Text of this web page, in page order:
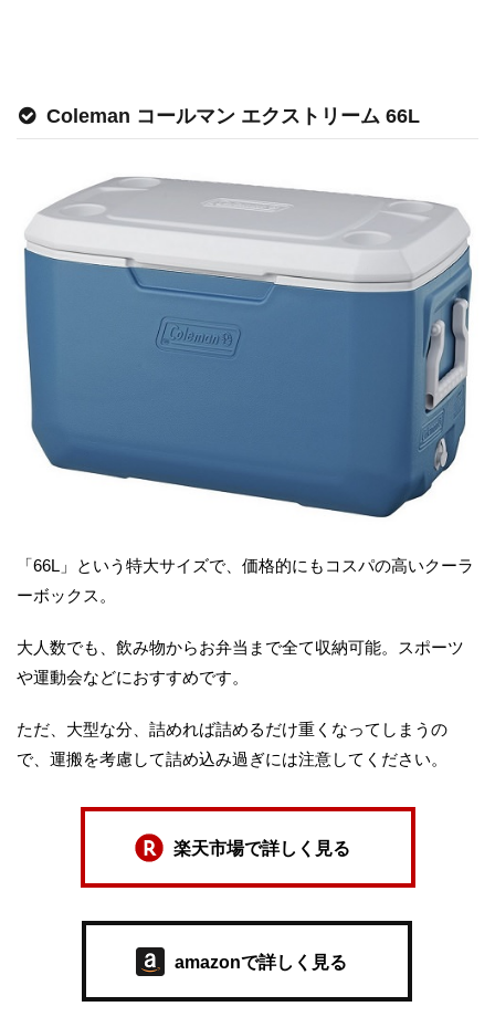
Coleman コールマン エクストリーム 66L
「66L」という特大サイズで、価格的にもコスパの高いクーラ
ーボックス。
大人数でも、飲み物からお弁当まで全て収納可能。スポーツ
や運動会などにおすすめです。
ただ、大型な分、詰めれば詰めるだけ重くなってしまうの
で、運搬を考慮して詰め込み過ぎには注意してください。
楽天市場で詳しく見る
amazonで詳しく見る